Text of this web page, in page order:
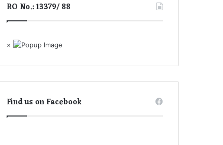
RO No.: 13379/ 88
×
Find us on Facebook